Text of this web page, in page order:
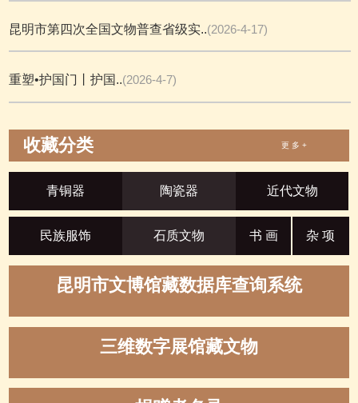
昆明市第四次全国文物普查省级实..(2026-4-17)
重塑•护国门丨护国..(2026-4-7)
收藏分类 更 多 +
青铜器 陶瓷器 近代文物
民族服饰 石质文物 书 画 杂 项
昆明市文博馆藏数据库查询系统
三维数字展馆藏文物